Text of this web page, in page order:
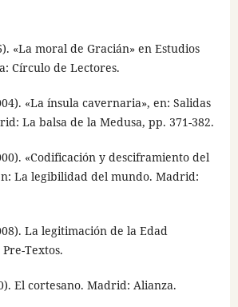
«La moral de Gracián» en Estudios
Círculo de Lectores.
«La ínsula cavernaria», en: Salidas
La balsa de la Medusa, pp. 371-382.
«Codificación y desciframiento del
La legibilidad del mundo. Madrid:
La legitimación de la Edad
Textos.
El cortesano. Madrid: Alianza.